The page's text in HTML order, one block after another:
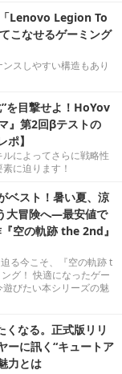
Lenovo Legion To
こなせるゲーミング
スしやすい構造もあり
を目撃せよ！HoYov
』第2回βテストの
ポ】
によってさらに戦略性
に迫ります！
ベスト！暑い夏、涼
大冒険へ―最安値で
空の軌跡 the 2nd』
る今こそ、『空の軌跡 t
グ！ 快適になったゲー
びたい本シリーズの魅
なる。正式版リリ
ーに訊く“キュートア
力とは